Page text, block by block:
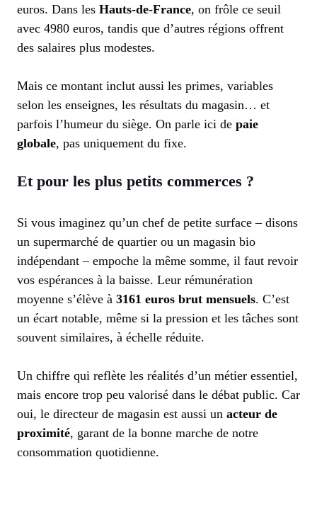
euros. Dans les Hauts-de-France, on frôle ce seuil
avec 4980 euros, tandis que d’autres régions offrent
des salaires plus modestes.
Mais ce montant inclut aussi les primes, variables
selon les enseignes, les résultats du magasin… et
parfois l’humeur du siège. On parle ici de paie
globale, pas uniquement du fixe.
Et pour les plus petits commerces ?
Si vous imaginez qu’un chef de petite surface – disons
un supermarché de quartier ou un magasin bio
indépendant – empoche la même somme, il faut revoir
vos espérances à la baisse. Leur rémunération
moyenne s’élève à 3161 euros brut mensuels. C’est
un écart notable, même si la pression et les tâches sont
souvent similaires, à échelle réduite.
Un chiffre qui reflète les réalités d’un métier essentiel,
mais encore trop peu valorisé dans le débat public. Car
oui, le directeur de magasin est aussi un acteur de
proximité, garant de la bonne marche de notre
consommation quotidienne.